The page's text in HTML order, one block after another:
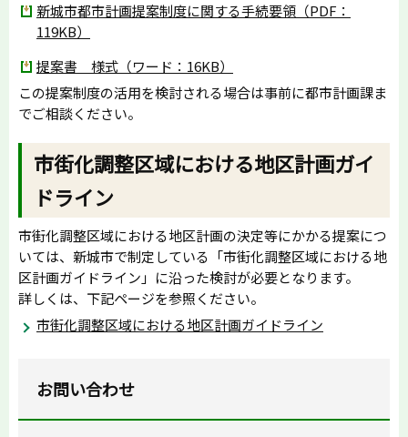
新城市都市計画提案制度に関する手続要領（PDF：
119KB）
提案書 様式（ワード：16KB）
この提案制度の活用を検討される場合は事前に都市計画課ま
でご相談ください。
市街化調整区域における地区計画ガイ
ドライン
市街化調整区域における地区計画の決定等にかかる提案につ
いては、新城市で制定している「市街化調整区域における地
区計画ガイドライン」に沿った検討が必要となります。
詳しくは、下記ページを参照ください。
市街化調整区域における地区計画ガイドライン
お問い合わせ